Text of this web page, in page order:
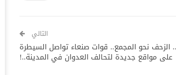
من حكومة دونالد ترامب وقبل بدء عمل
أبرزها انهيار العملة الوطنية والصراع
التالي
الزحف نحو المجمع.. قوات صنعاء تواصل السيطرة
على مواقع جديدة لتحالف العدوان في المدينة..!